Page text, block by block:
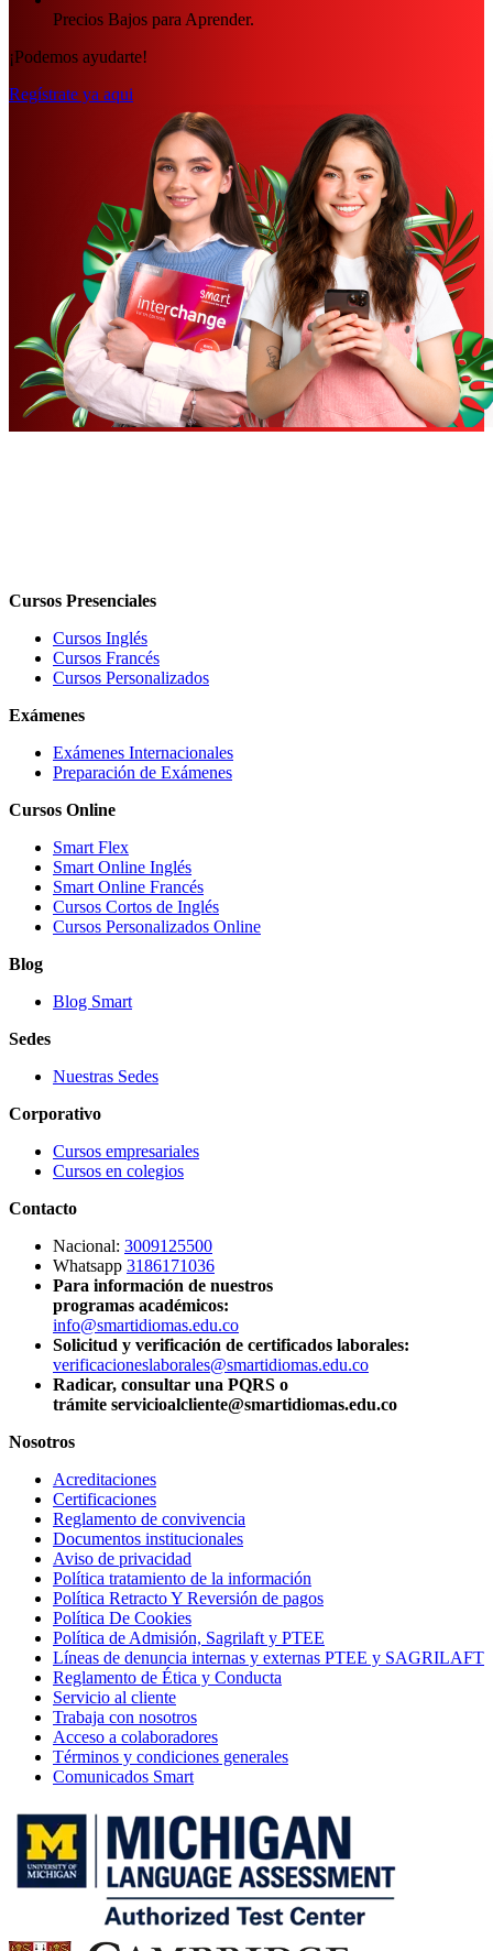
Precios Bajos para Aprender.
¡Podemos ayudarte!
Regístrate ya aqui
Cursos Presenciales
Cursos Inglés
Cursos Francés
Cursos Personalizados
Exámenes
Exámenes Internacionales
Preparación de Exámenes
Cursos Online
Smart Flex
Smart Online Inglés
Smart Online Francés
Cursos Cortos de Inglés
Cursos Personalizados Online
Blog
Blog Smart
Sedes
Nuestras Sedes
Corporativo
Cursos empresariales
Cursos en colegios
Contacto
Nacional: 3009125500
Whatsapp 3186171036
Para información de nuestros
programas académicos:
info@smartidiomas.edu.co
Solicitud y verificación de certificados laborales:
verificacioneslaborales@smartidiomas.edu.co
Radicar, consultar una PQRS o
trámite servicioalcliente@smartidiomas.edu.co
Nosotros
Acreditaciones
Certificaciones
Reglamento de convivencia
Documentos institucionales
Aviso de privacidad
Política tratamiento de la información
Política Retracto Y Reversión de pagos
Política De Cookies
Política de Admisión, Sagrilaft y PTEE
Líneas de denuncia internas y externas PTEE y SAGRILAFT
Reglamento de Ética y Conducta
Servicio al cliente
Trabaja con nosotros
Acceso a colaboradores
Términos y condiciones generales
Comunicados Smart